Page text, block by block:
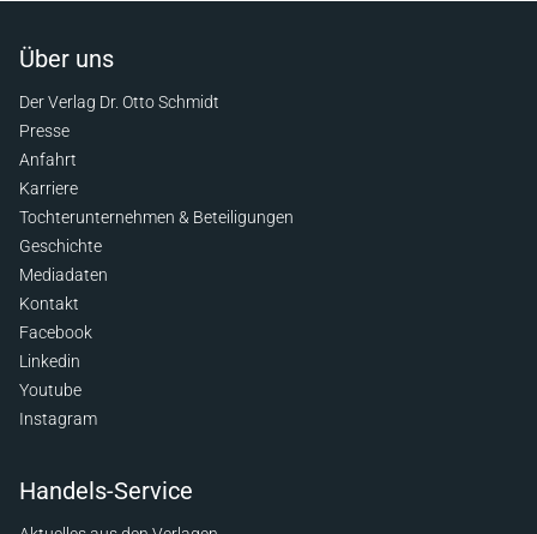
Über uns
Der Verlag Dr. Otto Schmidt
Presse
Anfahrt
Karriere
Tochterunternehmen & Beteiligungen
Geschichte
Mediadaten
Kontakt
Facebook
Linkedin
Youtube
Instagram
Handels-Service